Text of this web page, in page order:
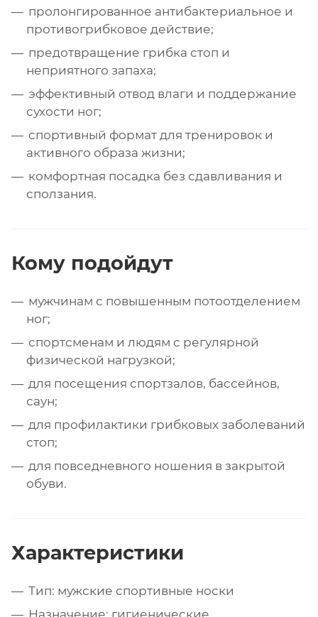
пролонгированное антибактериальное и
противогрибковое действие;
предотвращение грибка стоп и
неприятного запаха;
эффективный отвод влаги и поддержание
сухости ног;
спортивный формат для тренировок и
активного образа жизни;
комфортная посадка без сдавливания и
сползания.
Кому подойдут
мужчинам с повышенным потоотделением
ног;
спортсменам и людям с регулярной
физической нагрузкой;
для посещения спортзалов, бассейнов,
саун;
для профилактики грибковых заболеваний
стоп;
для повседневного ношения в закрытой
обуви.
Характеристики
Тип: мужские спортивные носки
Назначение: гигиенические,